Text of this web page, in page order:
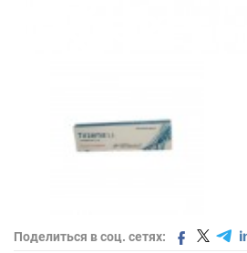
Поделиться в соц. сетях: